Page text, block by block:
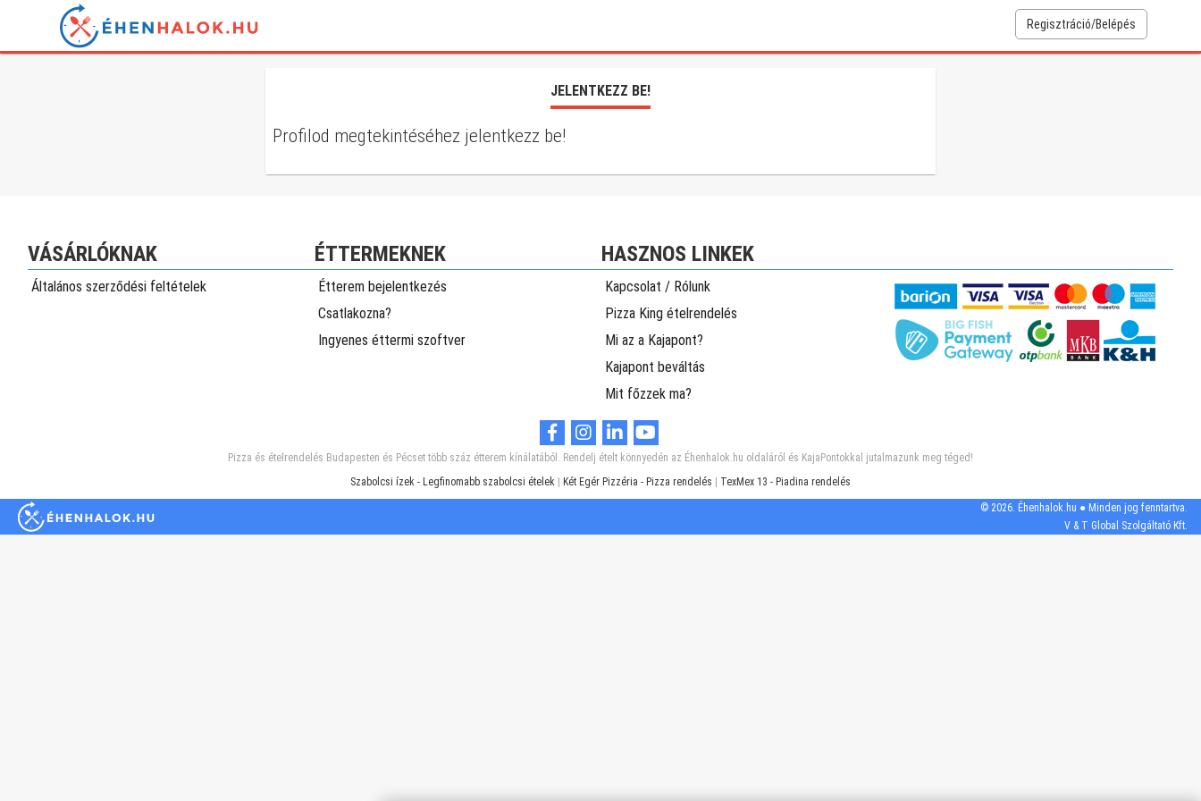
Regisztráció/Belépés
JELENTKEZZ BE!
Profilod megtekintéséhez jelentkezz be!
VÁSÁRLÓKNAK ÉTTERMEKNEK HASZNOS LINKEK
Általános szerződési feltételek
Étterem bejelentkezés
Csatlakozna?
Ingyenes éttermi szoftver
Kapcsolat / Rólunk
Pizza King ételrendelés
Mi az a Kajapont?
Kajapont beváltás
Mit főzzek ma?
Pizza és ételrendelés Budapesten és Pécset több száz étterem kínálatából. Rendelj ételt könnyedén az Éhenhalok.hu oldaláról és KajaPontokkal jutalmazunk meg téged!
Szabolcsi ízek - Legfinomabb szabolcsi ételek
Két Egér Pizzéria - Pizza rendelés TexMex 13 - Piadina rendelés
© 2026. Éhenhalok.hu ● Minden jog fenntartva.
V & T Global Szolgáltató Kft.